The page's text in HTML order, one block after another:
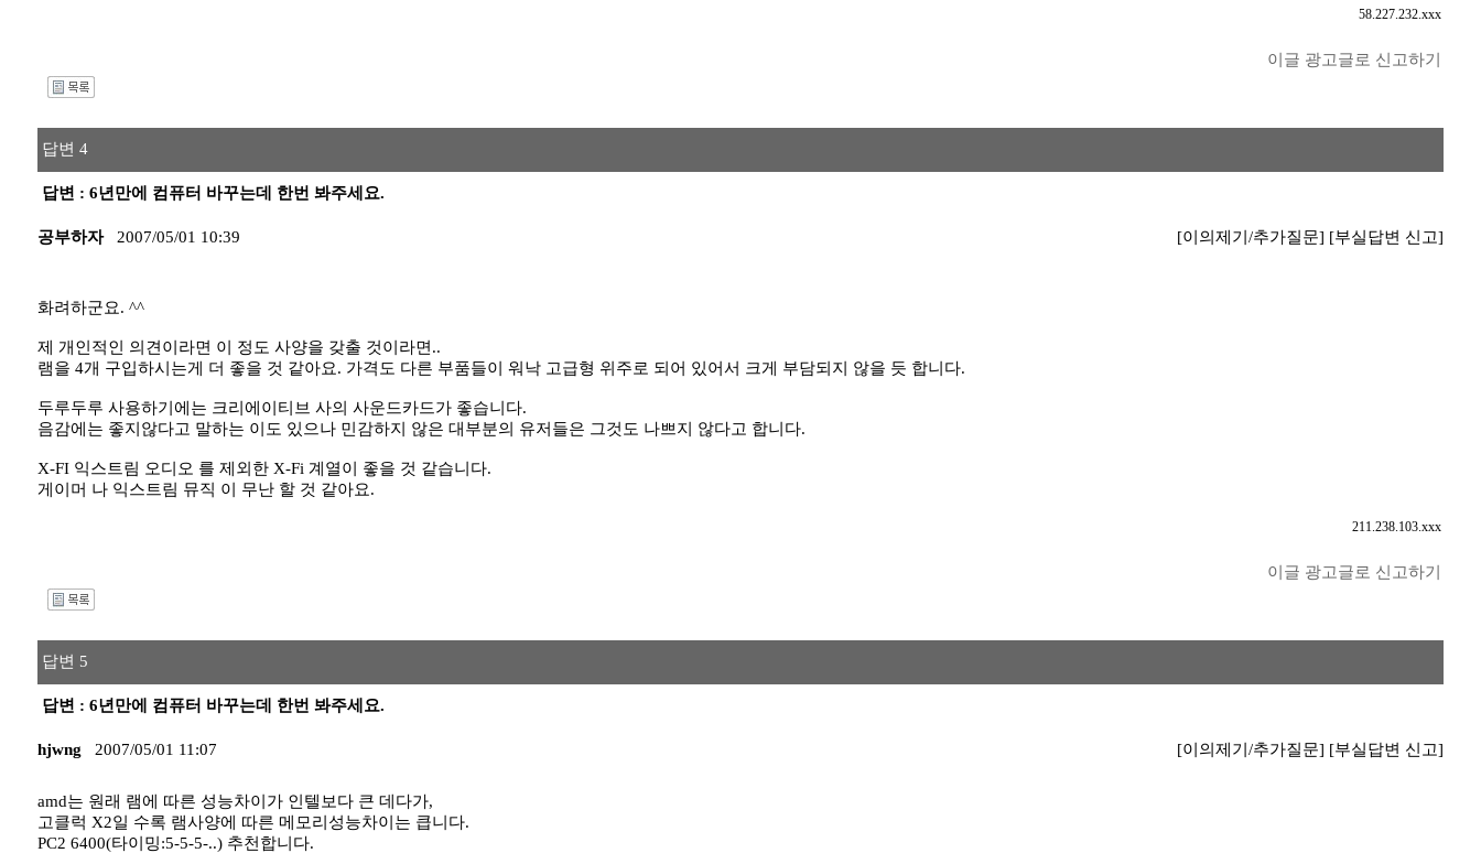
58.227.232.xxx
이글 광고글로 신고하기
답변 4
답변 : 6년만에 컴퓨터 바꾸는데 한번 봐주세요.
공부하자 2007/05/01 10:39 [이의제기/추가질문] [부실답변 신고]
화려하군요. ^^
제 개인적인 의견이라면 이 정도 사양을 갖출 것이라면..
램을 4개 구입하시는게 더 좋을 것 같아요. 가격도 다른 부품들이 워낙 고급형 위주로 되어 있어서 크게 부담되지 않을 듯 합니다.
두루두루 사용하기에는 크리에이티브 사의 사운드카드가 좋습니다.
음감에는 좋지않다고 말하는 이도 있으나 민감하지 않은 대부분의 유저들은 그것도 나쁘지 않다고 합니다.
X-FI 익스트림 오디오 를 제외한 X-Fi 계열이 좋을 것 같습니다.
게이머 나 익스트림 뮤직 이 무난 할 것 같아요.
211.238.103.xxx
이글 광고글로 신고하기
답변 5
답변 : 6년만에 컴퓨터 바꾸는데 한번 봐주세요.
hjwng 2007/05/01 11:07 [이의제기/추가질문] [부실답변 신고]
amd는 원래 램에 따른 성능차이가 인텔보다 큰 데다가,
고클럭 X2일 수록 램사양에 따른 메모리성능차이는 큽니다.
PC2 6400(타이밍:5-5-5-..) 추천합니다.